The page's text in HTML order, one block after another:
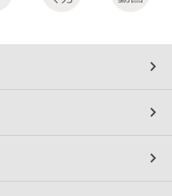
グ（店舗限定）
ボクローク」（店舗限定）
）